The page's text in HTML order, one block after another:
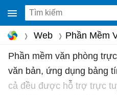
Web
Phần Mềm
Phần mềm văn phòng
văn bản, ứng dụng bảng
cả đều được hỗ trợ trực